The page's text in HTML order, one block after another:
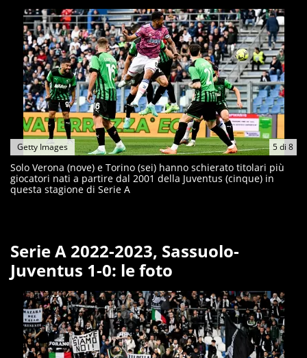
5di 8
Getty Images
Solo Verona (nove) e Torino (sei) hanno schierato titolari più
giocatori nati a partire dal 2001 della Juventus (cinque) in
questa stagione di Serie A
Serie A 2022-2023, Sassuolo-
Juventus 1-0: le foto